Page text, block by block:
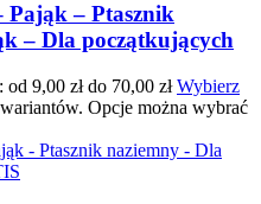
Pająk – Ptasznik
– Dla początkujących
od 9,00 zł do 70,00 zł Wybierz
Opcje można wybrać